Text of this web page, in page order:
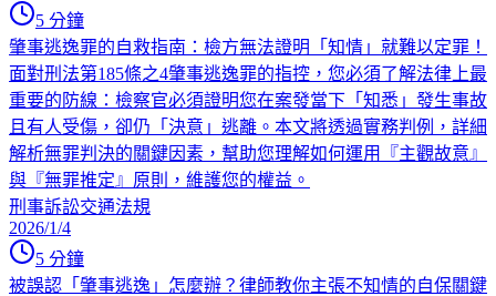
5 分鐘
肇事逃逸罪的自救指南：檢方無法證明「知情」就難以定罪！
面對刑法第185條之4肇事逃逸罪的指控，您必須了解法律上最
重要的防線：檢察官必須證明您在案發當下「知悉」發生事故
且有人受傷，卻仍「決意」逃離。本文將透過實務判例，詳細
解析無罪判決的關鍵因素，幫助您理解如何運用『主觀故意』
與『無罪推定』原則，維護您的權益。
刑事訴訟交通法規
2026/1/4
5 分鐘
被誤認「肇事逃逸」怎麼辦？律師教你主張不知情的自保關鍵